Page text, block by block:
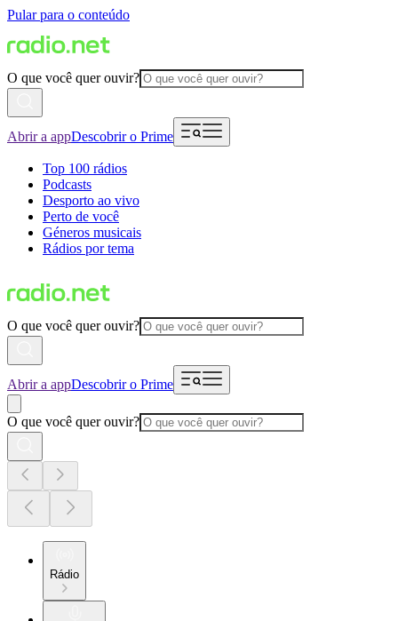
Pular para o conteúdo
O que você quer ouvir?
Abrir a appDescobrir o Prime
Top 100 rádios
Podcasts
Desporto ao vivo
Perto de você
Géneros musicais
Rádios por tema
O que você quer ouvir?
Abrir a appDescobrir o Prime
O que você quer ouvir?
Rádio